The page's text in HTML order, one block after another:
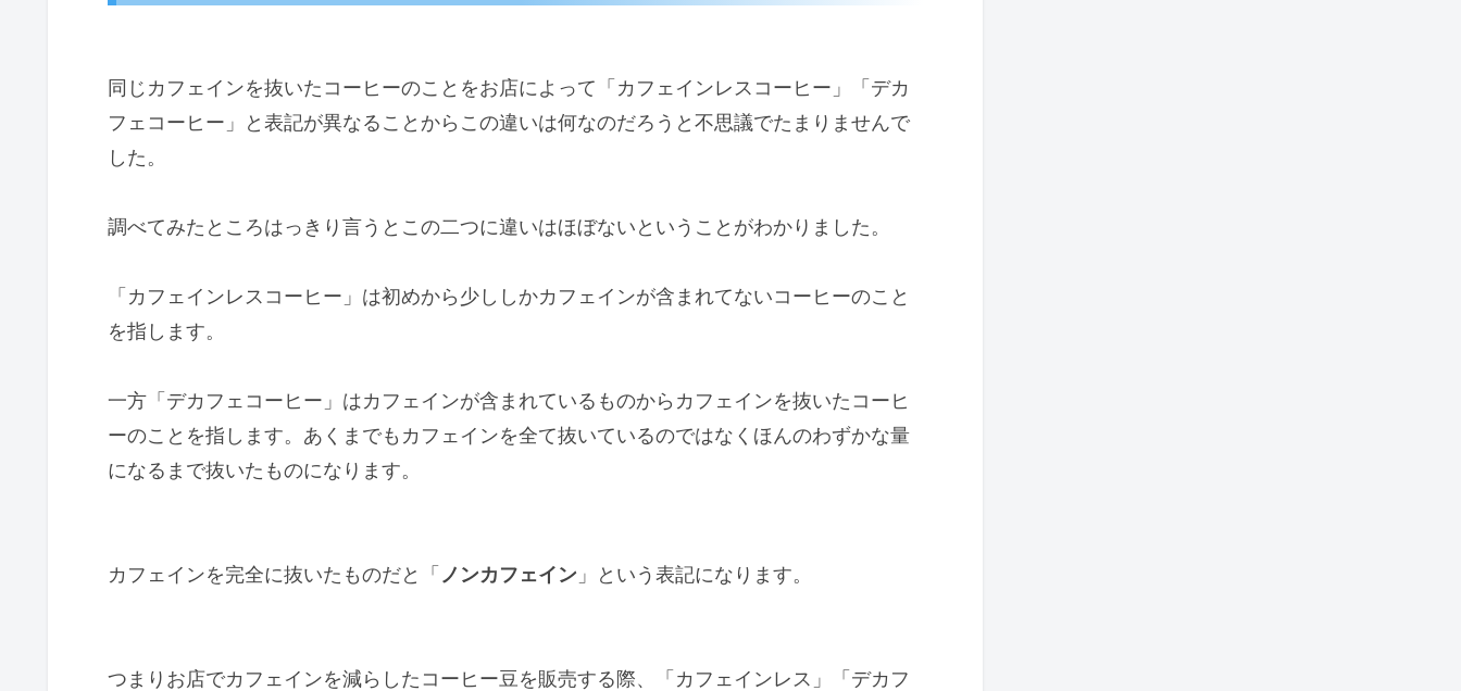
同じカフェインを抜いたコーヒーのことをお店によって「カフェインレスコーヒー」「デカ
フェコーヒー」と表記が異なることからこの違いは何なのだろうと不思議でたまりませんで
した。
調べてみたところはっきり言うとこの二つに違いはほぼないということがわかりました。
「カフェインレスコーヒー」は初めから少ししかカフェインが含まれてないコーヒーのこと
を指します。
一方「デカフェコーヒー」はカフェインが含まれているものからカフェインを抜いたコーヒ
ーのことを指します。あくまでもカフェインを全て抜いているのではなくほんのわずかな量
になるまで抜いたものになります。
カフェインを完全に抜いたものだと「 ノンカフェイン 」という表記になります。
つまりお店でカフェインを減らしたコーヒー豆を販売する際、「カフェインレス」「デカフ